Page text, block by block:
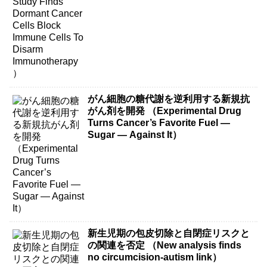
がん細胞の糖代謝を逆利用する新規抗
がん剤を開発 （Experimental Drug
Turns Cancer’s Favorite Fuel —
Sugar — Against It）
新生児期の包皮切除と自閉症リスクと
の関連を否定 （New analysis finds
no circumcision-autism link）